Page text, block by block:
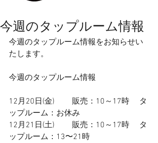
今週のタップルーム情報
今週のタップルーム情報をお知らせい
たします。
今週のタップルーム情報
12月20日(金)         販売：10～17時　 タ
ップルーム：お休み
12月21日(土)         販売：10～17時　 タ
ップルーム：13〜21時